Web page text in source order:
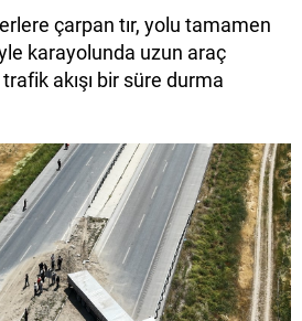
çarpan tır, yolu tamamen
karayolunda uzun araç
akışı bir süre durma